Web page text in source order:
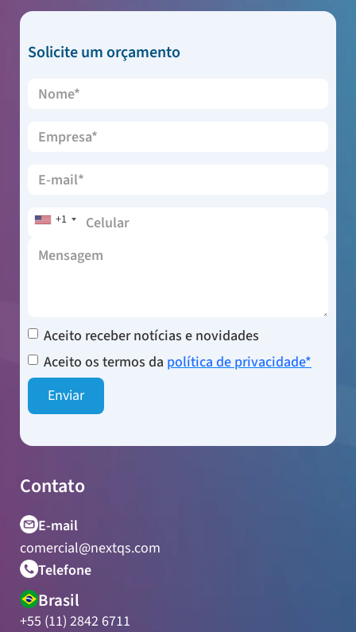
Solicite um orçamento
+1
Aceito receber notícias e novidades
Aceito os termos da política de privacidade*
Contato
E-mail
comercial@nextqs.com
Telefone
Brasil
+55 (11) 2842 6711